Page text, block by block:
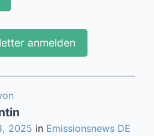
anmelden
2025 in Emissionsnews DE